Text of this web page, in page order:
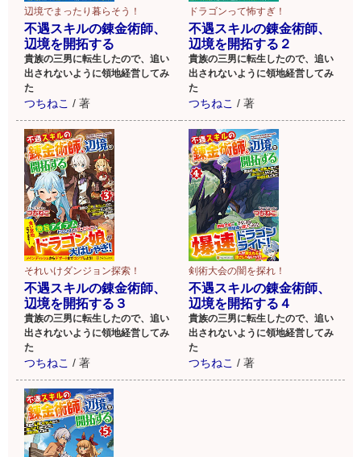
辺境でまったり暮らそう！
不遇スキルの錬金術師、
辺境を開拓する
貴族の三男に転生したので、追い
出されないように領地経営してみ
た
つちねこ / 著
ドラゴンって怖すぎ！
不遇スキルの錬金術師、
辺境を開拓する２
貴族の三男に転生したので、追い
出されないように領地経営してみ
た
つちねこ / 著
それいけダンジョン探索！
不遇スキルの錬金術師、
辺境を開拓する３
貴族の三男に転生したので、追い
出されないように領地経営してみ
た
つちねこ / 著
剣術大会の闇を探れ！
不遇スキルの錬金術師、
辺境を開拓する４
貴族の三男に転生したので、追い
出されないように領地経営してみ
た
つちねこ / 著